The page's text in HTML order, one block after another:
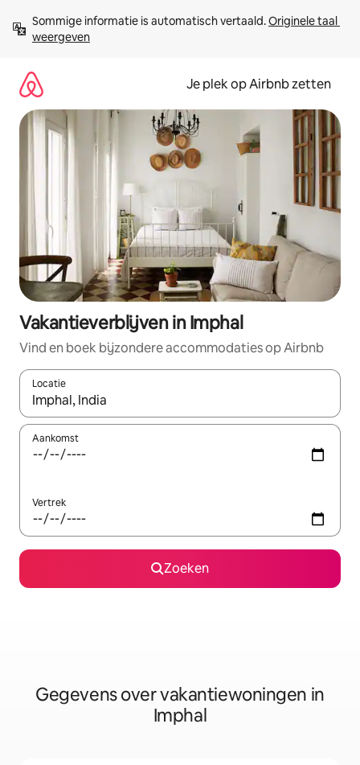
direct
naar
Sommige informatie is automatisch vertaald. Originele taal
weergeven
Je plek op Airbnb zetten
Vakantieverblijven in Imphal
Vind en boek bijzondere accommodaties op Airbnb
Locatie
Wanneer er resultaten beschikbaar zijn, maak je een keuze
Aankomst
Vertrek
Zoeken
Gegevens over vakantiewoningen in
Imphal